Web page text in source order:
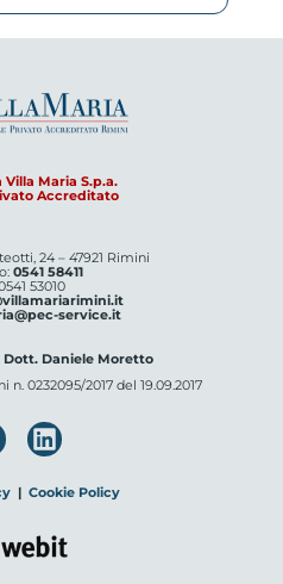
Villa Maria S.p.a.
Accreditato
24 – 47921 Rimini
0541 58411
53010
service.it
Dott. Daniele Moretto
0232095/2017 del 19.09.2017
| Cookie Policy